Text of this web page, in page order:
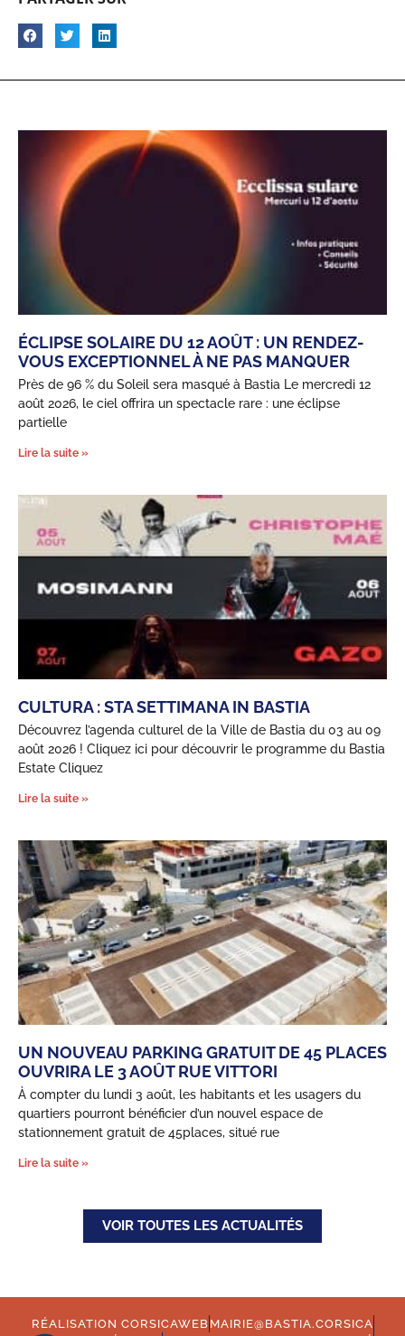
ÉCLIPSE SOLAIRE DU 12 AOÛT : UN RENDEZ-
VOUS EXCEPTIONNEL À NE PAS MANQUER
Près de 96 % du Soleil sera masqué à Bastia Le mercredi 12
août 2026, le ciel offrira un spectacle rare : une éclipse
partielle
Lire la suite »
CULTURA : STA SETTIMANA IN BASTIA
Découvrez l’agenda culturel de la Ville de Bastia du 03 au 09
août 2026 ! Cliquez ici pour découvrir le programme du Bastia
Estate Cliquez
Lire la suite »
UN NOUVEAU PARKING GRATUIT DE 45 PLACES
OUVRIRA LE 3 AOÛT RUE VITTORI
À compter du lundi 3 août, les habitants et les usagers du
quartiers pourront bénéficier d’un nouvel espace de
stationnement gratuit de 45places, situé rue
Lire la suite »
VOIR TOUTES LES ACTUALITÉS
RÉALISATION CORSICAWEB MAIRIE@BASTIA.CORSICA